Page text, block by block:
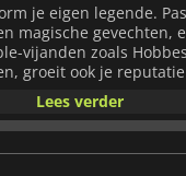
je eigen legende.
magische gevechten,
vijanden zoals
groeit ook je
over het zwaaien met
verdienen als
te bepalen hoe
Lees verder